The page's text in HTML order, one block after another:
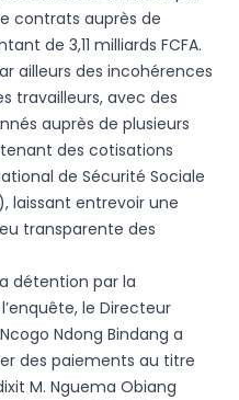
contrats auprès de
de 3,11 milliards FCFA.
ailleurs des incohérences
travailleurs, avec des
auprès de plusieurs
des cotisations
de Sécurité Sociale
laissant entrevoir une
transparente des
détention par la
le Directeur
Ndong Bindang a
des paiements au titre
M. Nguema Obiang